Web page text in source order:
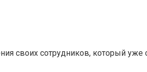
своих сотрудников, который уже